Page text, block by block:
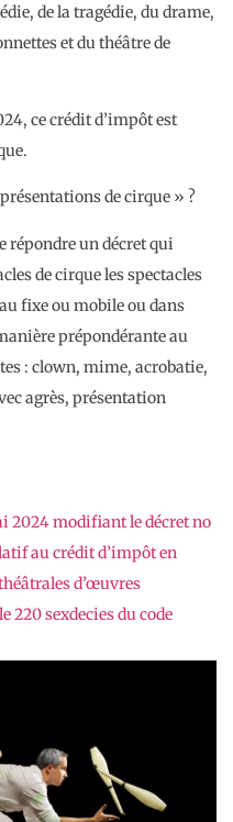
de la tragédie, du drame,
et du théâtre de
ce crédit d’impôt est
de cirque » ?
répondre un décret qui
de cirque les spectacles
fixe ou mobile ou dans
prépondérante au
: clown, mime, acrobatie,
agrès, présentation
2024 modifiant le décret no
au crédit d’impôt en
d’œuvres
220 sexdecies du code